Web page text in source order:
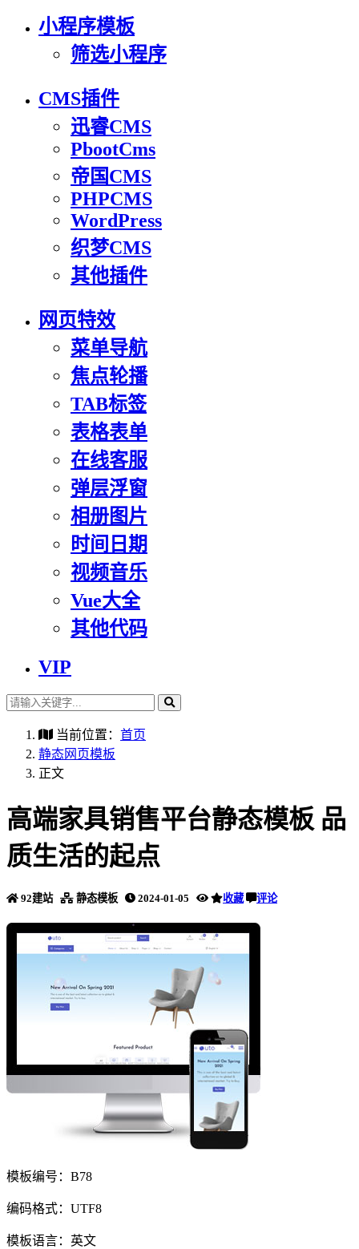
小程序模板
筛选小程序
CMS插件
迅睿CMS
PbootCms
帝国CMS
PHPCMS
WordPress
织梦CMS
其他插件
网页特效
菜单导航
焦点轮播
TAB标签
表格表单
在线客服
弹层浮窗
相册图片
时间日期
视频音乐
Vue大全
其他代码
VIP
当前位置： 首页
静态网页模板
正文
高端家具销售平台静态模板 品
质生活的起点
92建站 静态模板 2024-01-05 收藏 评论
模板编号：B78
编码格式：UTF8
模板语言：英文